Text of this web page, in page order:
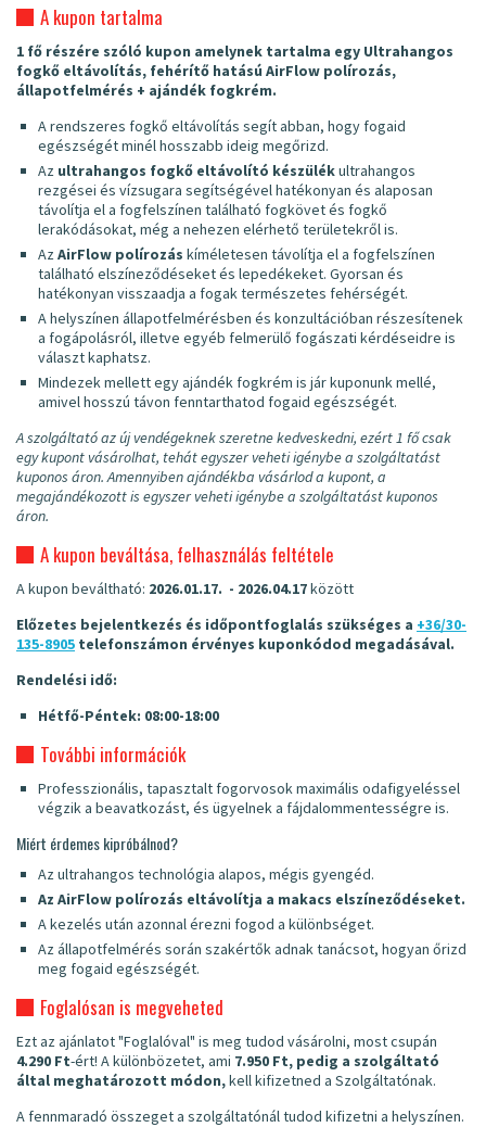
A kupon tartalma
1 fő részére szóló kupon amelynek tartalma egy Ultrahangos
fogkő eltávolítás, fehérítő hatású AirFlow polírozás,
állapotfelmérés + ajándék fogkrém.
A rendszeres fogkő eltávolítás segít abban, hogy fogaid
egészségét minél hosszabb ideig megőrizd.
Az ultrahangos fogkő eltávolító készülékultrahangos
rezgései és vízsugara segítségével hatékonyan és alaposan
távolítja el a fogfelszínen található fogkövet és fogkő
lerakódásokat, még a nehezen elérhető területekről is.
AzAirFlow polírozás kíméletesen távolítja el a fogfelszínen
található elszíneződéseket és lepedékeket. Gyorsan és
hatékonyan visszaadja a fogak természetes fehérségét.
A helyszínen állapotfelmérésben és konzultációban részesítenek
a fogápolásról, illetve egyéb felmerülő fogászati kérdéseidre is
választ kaphatsz.
Mindezek mellett egy ajándék fogkrém is jár kuponunk mellé,
amivel hosszú távon fenntarthatod fogaid egészségét.
A szolgáltató az új vendégeknek szeretne kedveskedni, ezért 1 fő csak
egy kupont vásárolhat, tehát egyszer veheti igénybe a szolgáltatást
kuponos áron. Amennyiben ajándékba vásárlod a kupont, a
megajándékozott is egyszer veheti igénybe a szolgáltatást kuponos
áron.
A kupon beváltása, felhasználás feltétele
A kupon beváltható: 2026.01.17. - 2026.04.17között
Előzetes bejelentkezés és időpontfoglalás szükséges a +36/30-
135-8905 telefonszámon érvényes kuponkódod megadásával.
Rendelési idő:
Hétfő-Péntek: 08:00-18:00
További információk
Professzionális, tapasztalt fogorvosok maximális odafigyeléssel
végzik a beavatkozást, és ügyelnek a fájdalommentességre is.
Miért érdemes kipróbálnod?
Az ultrahangos technológia alapos, mégis gyengéd.
Az AirFlow polírozás eltávolítja a makacs elszíneződéseket.
A kezelés után azonnal érezni fogod a különbséget.
Az állapotfelmérés során szakértők adnak tanácsot, hogyan őrizd
meg fogaid egészségét.
Foglalósan is megveheted
Ezt az ajánlatot "Foglalóval" is meg tudod vásárolni, most csupán
4.290 Ft-ért! A különbözetet, ami 7.950 Ft, pedig a szolgáltató
által meghatározott módon,kell kifizetned a Szolgáltatónak.
A fennmaradó összeget a szolgáltatónál tudod kifizetni a helyszínen.